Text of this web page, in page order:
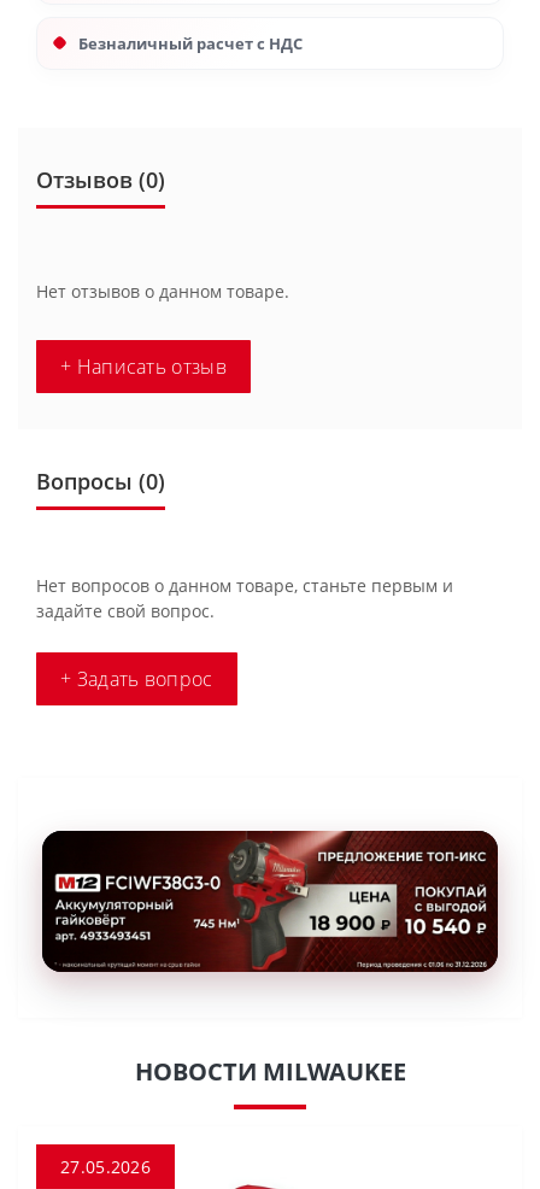
Безналичный расчет с НДС
Отзывов (0)
Нет отзывов о данном товаре.
+ Написать отзыв
Вопросы (0)
Нет вопросов о данном товаре, станьте первым и
задайте свой вопрос.
+ Задать вопрос
НОВОСТИ MILWAUKEE
27.05.2026